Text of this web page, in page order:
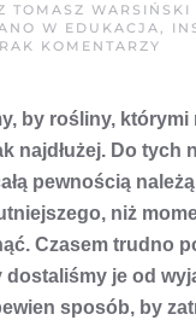
TOMASZ WARSIŃSKI
W EDUKACJA,
KOMENTARZY
JAK
by rośliny, którymi
najdłużej. Do tych
pewnością
niż
Czasem trudno
dostaliśmy je od
sposób, by